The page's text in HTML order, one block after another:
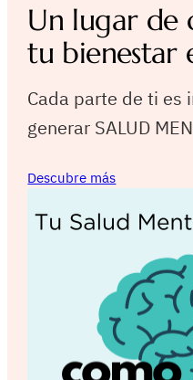
Un lugar de
tu bienestar
Cada parte de ti es
generar SALUD
Descubre más